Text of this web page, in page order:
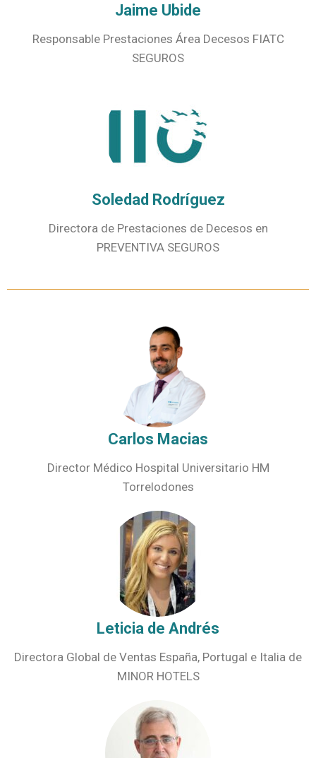
Jaime Ubide
Responsable Prestaciones Área Decesos FIATC
SEGUROS
Soledad Rodríguez
Directora de Prestaciones de Decesos en
PREVENTIVA SEGUROS
Carlos Macias
Director Médico Hospital Universitario HM
Torrelodones
Leticia de Andrés
Directora Global de Ventas España, Portugal e Italia de
MINOR HOTELS